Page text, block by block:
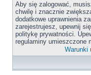
Aby się zalogować,
chwilę i znacznie
dodatkowe uprawnienia
zarejestrujesz, upewnij
politykę prywatności.
regulaminy umieszczone
Warunki